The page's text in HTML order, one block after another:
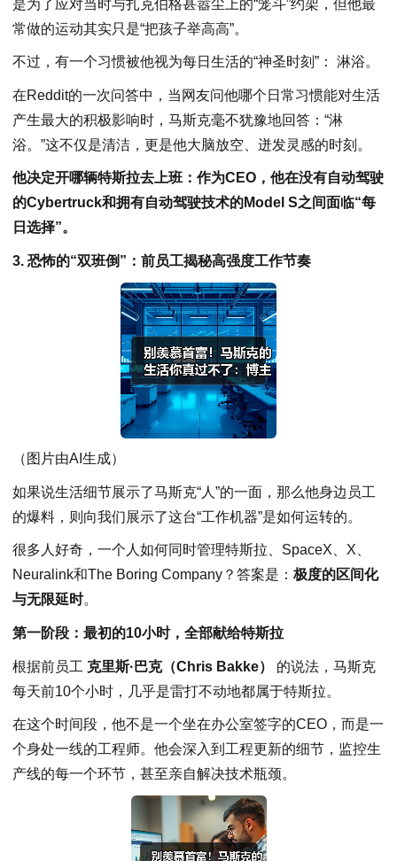
是为了应对当时与扎克伯格甚嚣尘上的“笼斗”约架，但他最
常做的运动其实只是“把孩子举高高”。
不过，有一个习惯被他视为每日生活的“神圣时刻”： 淋浴。
在Reddit的一次问答中，当网友问他哪个日常习惯能对生活
产生最大的积极影响时，马斯克毫不犹豫地回答：“淋
浴。”这不仅是清洁，更是他大脑放空、迸发灵感的时刻。
他决定开哪辆特斯拉去上班：作为CEO，他在没有自动驾驶
的Cybertruck和拥有自动驾驶技术的Model S之间面临“每
日选择”。
3. 恐怖的“双班倒”：前员工揭秘高强度工作节奏
（图片由AI生成）
如果说生活细节展示了马斯克“人”的一面，那么他身边员工
的爆料，则向我们展示了这台“工作机器”是如何运转的。
很多人好奇，一个人如何同时管理特斯拉、SpaceX、X、
Neuralink和The Boring Company？答案是： 极度的区间化
与无限延时。
第一阶段：最初的10小时，全部献给特斯拉
根据前员工 克里斯·巴克（Chris Bakke）
的说法，马斯克
每天前10个小时，几乎是雷打不动地都属于特斯拉。
在这个时间段，他不是一个坐在办公室签字的CEO，而是一
个身处一线的工程师。他会深入到工程更新的细节，监控生
产线的每一个环节，甚至亲自解决技术瓶颈。